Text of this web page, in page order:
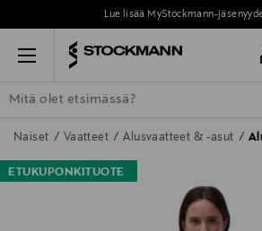
Lue lisää MyStockmann-
Menu
ETSI KAIKKI NAISET MIEHET LAPSET
Naiset Vaatteet Alusvaatteet & -asut
ETUKUPONKITUOTE